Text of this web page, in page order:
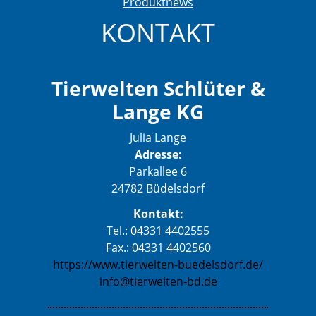
KONTAKT
Tierwelten Schlüter &
Lange KG
Julia Lange
Adresse:
Parkallee 6
24782 Büdelsdorf
Kontakt:
Tel.: 04331 4402555
Fax.: 04331 4402560
https://www.tierwelten-buedelsdorf.de/
info@tierwelten-bd.de